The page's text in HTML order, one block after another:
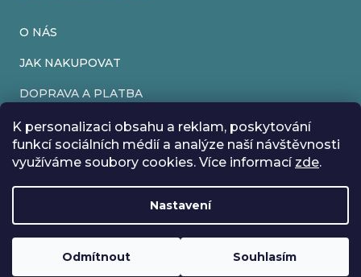
K personalizaci obsahu a reklam, poskytování
funkcí sociálních médií a analýze naší návštěvnosti
využíváme soubory cookies. Více informací zde.
Nastavení
Odmítnout Souhlasím
Rádi bychom vás informovali, že od 17. 7. do 24. 7. včetně
máme z důvodu dovolené zavřeno. Všechny objednávky
budou vyřízeny co nejdříve od 27. 7. :) Přejeme vám krásné
O NÁS
JAK NAKUPOVAT
DOPRAVA A PLATBA
OBCHODNÍ PODMÍNKY
PODMÍNKY OCHRANY OSOBNÍCH ÚDAJŮ
VRÁCENÍ ZBOŽÍ
Loading